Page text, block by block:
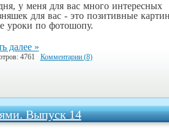
у меня для вас много интересных
для вас - это позитивные
уроки по фотошопу.
далее »
4761 Комментарии (8)
Выпуск 14